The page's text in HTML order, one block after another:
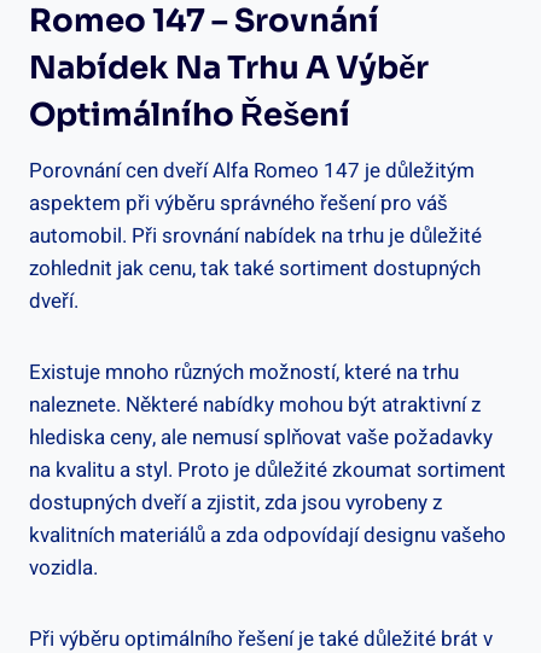
Romeo 147 – Srovnání
Nabídek Na Trhu A Výběr
Optimálního Řešení
Porovnání cen dveří Alfa Romeo 147 je důležitým
aspektem při výběru správného řešení pro váš
automobil. Při srovnání nabídek na trhu je důležité
zohlednit jak cenu, tak také sortiment dostupných
dveří.
Existuje mnoho různých možností, které na trhu
naleznete. Některé nabídky mohou být atraktivní z
hlediska ceny, ale nemusí splňovat vaše požadavky
na kvalitu a styl. Proto je důležité zkoumat sortiment
dostupných dveří a zjistit, zda jsou vyrobeny z
kvalitních materiálů a zda odpovídají designu vašeho
vozidla.
Při výběru optimálního řešení je také důležité brát v